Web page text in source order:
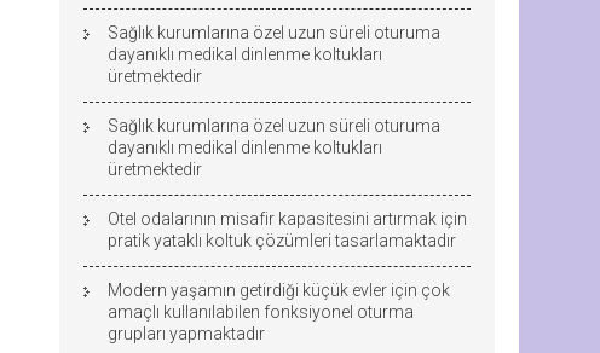
Sağlık kurumlarına özel uzun süreli oturuma
dayanıklı medikal dinlenme koltukları
üretmektedir
Sağlık kurumlarına özel uzun süreli oturuma
dayanıklı medikal dinlenme koltukları
üretmektedir
Otel odalarının misafir kapasitesini artırmak için
pratik yataklı koltuk çözümleri tasarlamaktadır
Modern yaşamın getirdiği küçük evler için çok
amaçlı kullanılabilen fonksiyonel oturma
grupları yapmaktadır